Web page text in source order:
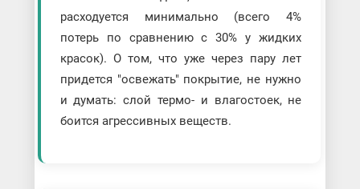
расходуется минимально (всего 4%
потерь по сравнению с 30% у жидких
красок). О том, что уже через пару лет
придется "освежать" покрытие, не нужно
и думать: слой термо- и влагостоек, не
боится агрессивных веществ.